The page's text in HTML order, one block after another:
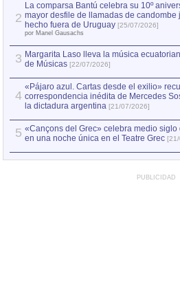
2
La comparsa Bantú celebra su 10º
mayor desfile de llamadas de candombe
hecho fuera de Uruguay [25/07/2026]
por Manel Gausachs
3 Margarita Laso lleva la música
de Músicas [22/07/2026]
4
«Pájaro azul. Cartas desde el exilio»
correspondencia inédita de Mercedes
la dictadura argentina [21/07/2026]
5 «Cançons del Grec» celebra medio siglo
en una noche única en el Teatre Grec
PUBLICIDAD